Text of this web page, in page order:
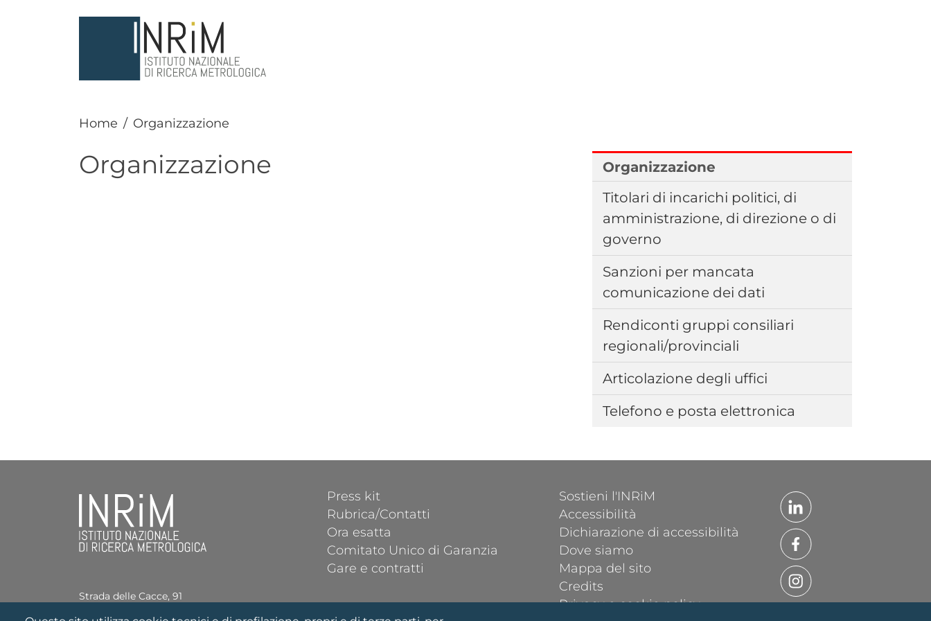
Home Organizzazione
Organizzazione
Organizzazione
Titolari di incarichi politici, di
amministrazione, di direzione o di
governo
Sanzioni per mancata
comunicazione dei dati
Rendiconti gruppi consiliari
regionali/provinciali
Articolazione degli uffici
Telefono e posta elettronica
Strada delle Cacce, 91
FOOTER 1
Press kit
Rubrica/Contatti
Ora esatta
Comitato Unico di Garanzia
Gare e contratti
FOOTER 2
Sostieni l'INRiM
Accessibilità
Dichiarazione di accessibilità
Dove siamo
Mappa del sito
Credits
Privacy e cookie policy